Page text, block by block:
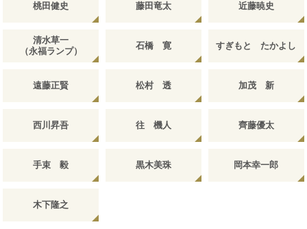
桃田健史 藤田竜太 近藤暁史
清水草一
（永福ランプ）
石橋 寛 すぎもと たかよし
遠藤正賢 松村 透 加茂 新
西川昇吾 往 機人 齊藤優太
手束 毅 黒木美珠 岡本幸一郎
木下隆之